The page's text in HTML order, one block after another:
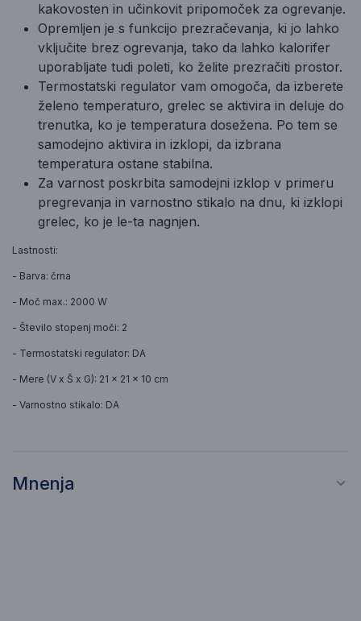
kakovosten in učinkovit pripomoček za ogrevanje.
Opremljen je s funkcijo prezračevanja, ki jo lahko
vključite brez ogrevanja, tako da lahko kalorifer
uporabljate tudi poleti, ko želite prezračiti prostor.
Termostatski regulator vam omogoča, da izberete
želeno temperaturo, grelec se aktivira in deluje do
trenutka, ko je temperatura dosežena. Po tem se
samodejno aktivira in izklopi, da izbrana
temperatura ostane stabilna.
Za varnost poskrbita samodejni izklop v primeru
pregrevanja in varnostno stikalo na dnu, ki izklopi
grelec, ko je le-ta nagnjen.
Lastnosti:
- Barva: črna
- Moč max.: 2000 W
- Število stopenj moči: 2
- Termostatski regulator: DA
- Mere (V x Š x G): 21 × 21 × 10 cm
- Varnostno stikalo: DA
Mnenja